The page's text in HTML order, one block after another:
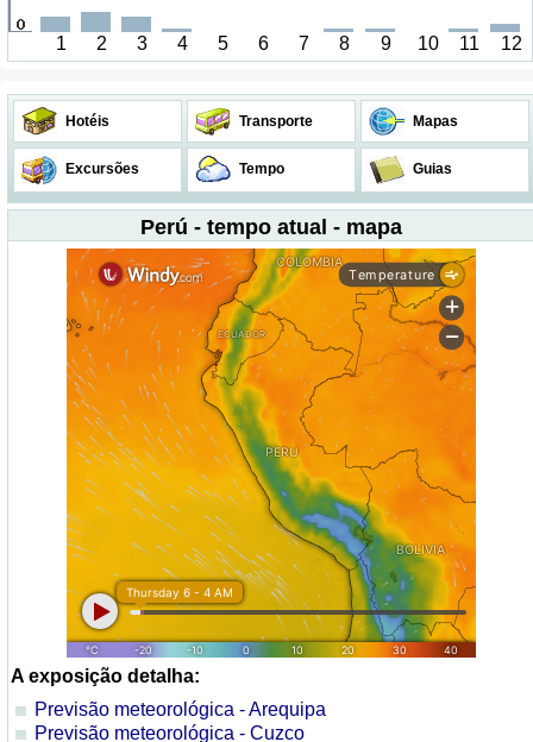
1 2 3 4 5 6 7 8 9 10 11 12
Hotéis Transporte Mapas
Excursões Tempo Guias
Perú - tempo atual - mapa
A exposição detalha:
Previsão meteorológica - Arequipa
Previsão meteorológica - Cuzco